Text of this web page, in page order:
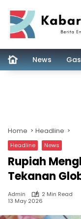
content
News Gas
Home Headline
Headline News
Rupiah
Tekanan
Admin
2 Min Read
13 May 2026